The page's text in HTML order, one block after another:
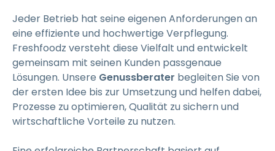
Jeder Betrieb hat seine eigenen Anforderungen an
eine effiziente und hochwertige Verpflegung.
Freshfoodz versteht diese Vielfalt und entwickelt
gemeinsam mit seinen Kunden passgenaue
Lösungen. Unsere Genussberater begleiten Sie von
der ersten Idee bis zur Umsetzung und helfen dabei,
Prozesse zu optimieren, Qualität zu sichern und
wirtschaftliche Vorteile zu nutzen.